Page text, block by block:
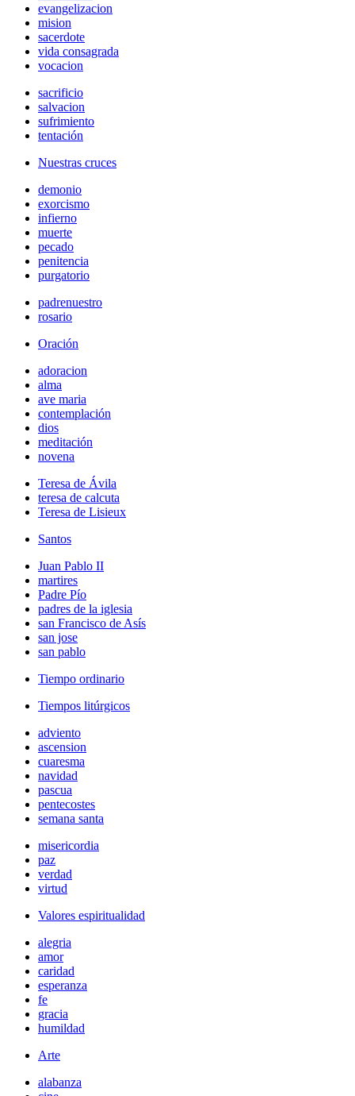
evangelizacion
mision
sacerdote
vida consagrada
vocacion
sacrificio
salvacion
sufrimiento
tentación
Nuestras cruces
demonio
exorcismo
infierno
muerte
pecado
penitencia
purgatorio
padrenuestro
rosario
Oración
adoracion
alma
ave maria
contemplación
dios
meditación
novena
Teresa de Ávila
teresa de calcuta
Teresa de Lisieux
Santos
Juan Pablo II
martires
Padre Pío
padres de la iglesia
san Francisco de Asís
san jose
san pablo
Tiempo ordinario
Tiempos litúrgicos
adviento
ascension
cuaresma
navidad
pascua
pentecostes
semana santa
misericordia
paz
verdad
virtud
Valores espiritualidad
alegria
amor
caridad
esperanza
fe
gracia
humildad
Arte
alabanza